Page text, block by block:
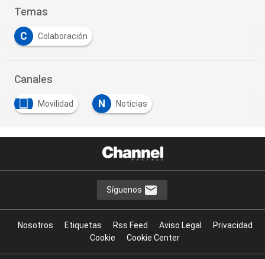
Temas
C Colaboración
Canales
Movilidad N Noticias
Síguenos
Nosotros Etiquetas Rss Feed Aviso Legal
Privacidad
Cookie
Cookie Center